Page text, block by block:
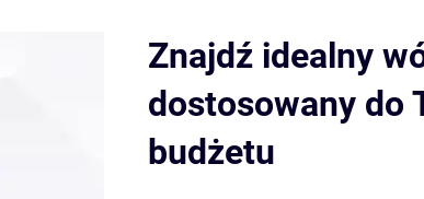
Znajdź idealny
dostosowany do
budżetu